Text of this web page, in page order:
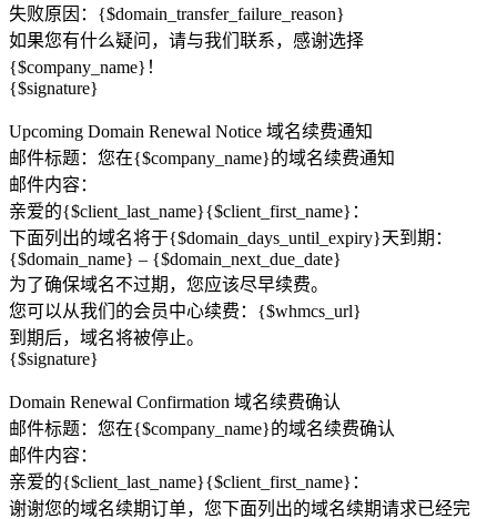
失败原因：{$domain_transfer_failure_reason}
如果您有什么疑问，请与我们联系，感谢选择
{$company_name}！
{$signature}
Upcoming Domain Renewal Notice 域名续费通知
邮件标题：您在{$company_name}的域名续费通知
邮件内容：
亲爱的{$client_last_name}{$client_first_name}：
下面列出的域名将于{$domain_days_until_expiry}天到期：
{$domain_name} – {$domain_next_due_date}
为了确保域名不过期，您应该尽早续费。
您可以从我们的会员中心续费：{$whmcs_url}
到期后，域名将被停止。
{$signature}
Domain Renewal Confirmation 域名续费确认
邮件标题：您在{$company_name}的域名续费确认
邮件内容：
亲爱的{$client_last_name}{$client_first_name}：
谢谢您的域名续期订单，您下面​​列出的域名续期请求已经完